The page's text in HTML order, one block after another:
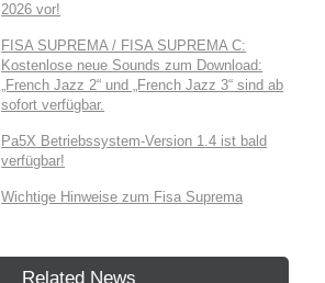
2026 vor!
FISA SUPREMA / FISA SUPREMA C:
Kostenlose neue Sounds zum Download:
„French Jazz 2“ und „French Jazz 3“ sind ab
sofort verfügbar.
Pa5X Betriebssystem-Version 1.4 ist bald
verfügbar!
Wichtige Hinweise zum Fisa Suprema
Related News